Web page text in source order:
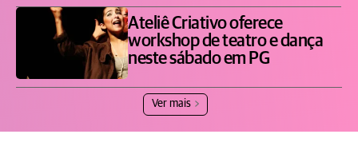
Ateliê Criativo oferece
workshop de teatro e dança
neste sábado em PG
Ver mais